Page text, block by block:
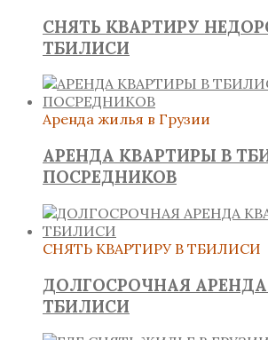
СНЯТЬ КВАРТИРУ
ТБИЛИСИ
Аренда жилья в Грузии
АРЕНДА КВАРТИРЫ В
ПОСРЕДНИКОВ
СНЯТЬ КВАРТИРУ В ТБИЛИСИ
ДОЛГОСРОЧНАЯ
ТБИЛИСИ